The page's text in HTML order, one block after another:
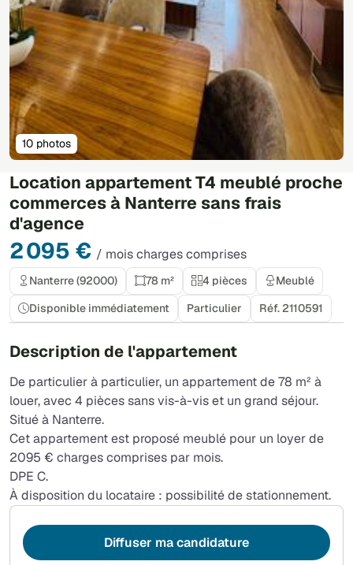
Location appartement T4 meublé proche
commerces à Nanterre sans frais
d'agence
2 095 € / mois charges comprises
10 photos
Nanterre (92000) 78 m² 4 pièces
Meublé
Disponible immédiatement
Particulier Réf. 2110591
Description de l'appartement
De particulier à particulier, un appartement de 78 m² à
louer, avec 4 pièces sans vis-à-vis et un grand séjour.
Situé à Nanterre.
Cet appartement est proposé meublé pour un loyer de
2095 € charges comprises par mois.
DPE C.
À disposition du locataire : possibilité de stationnement.
Diffuser ma candidature